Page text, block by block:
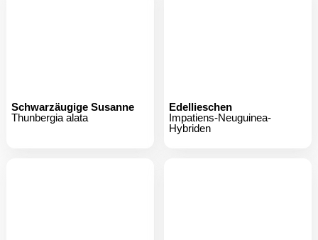
Schwarzäugige Susanne
Thunbergia alata
Edellieschen
Impatiens-Neuguinea-
Hybriden